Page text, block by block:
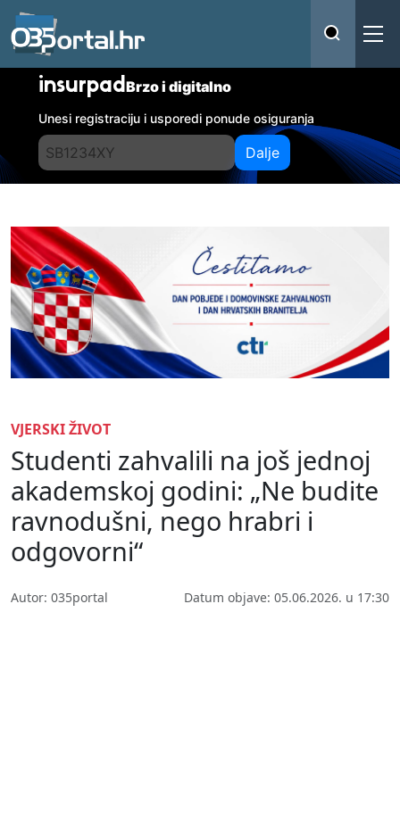
insurpadBrzo i digitalno
Unesi registraciju i usporedi ponude osiguranja
Dalje
VJERSKI ŽIVOT
Studenti zahvalili na još jednoj
akademskoj godini: „Ne budite
ravnodušni, nego hrabri i
odgovorni“
Autor: 035portal Datum objave: 05.06.2026. u 17:30